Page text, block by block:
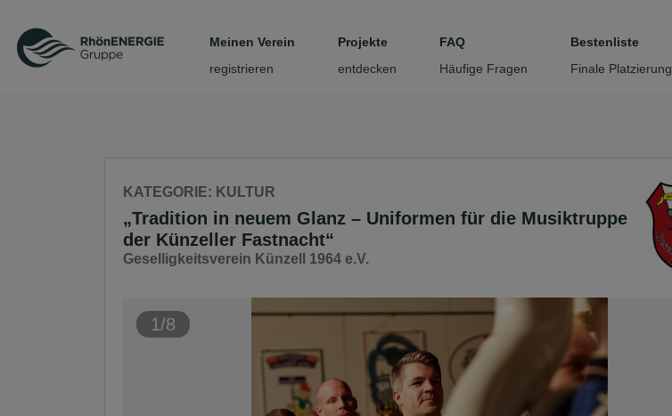
Seite
Meinen Verein
registrieren
Projekte
entdecken
FAQ
Häufige Fragen
Bestenliste
Finale Platzierung
KATEGORIE: KULTUR
„Tradition in neuem Glanz – Uniformen für die Musiktruppe
der Künzeller Fastnacht“
Geselligkeitsverein Künzell 1964 e.V.
1/8